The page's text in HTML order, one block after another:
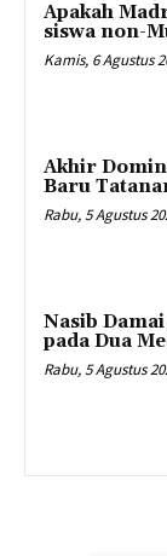
Apakah
siswa non-
Kamis, 6 Agustus
Akhir
Baru
Rabu, 5 Agustus
Nasib
pada Dua
Rabu, 5 Agustus